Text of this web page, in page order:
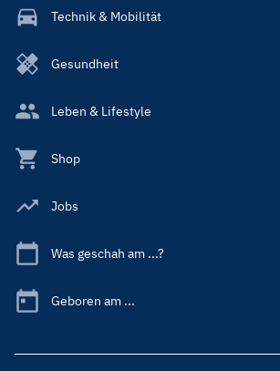
Technik & Mobilität
Gesundheit
Leben & Lifestyle
Shop
Jobs
Was geschah am ...?
Geboren am ...